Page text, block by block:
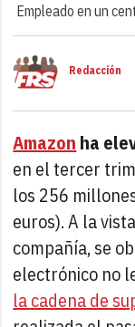
Empleado en un
Redacción
Amazon ha
en el tercer
los 256
euros). A la
compañía, se
electrónico no
la cadena de